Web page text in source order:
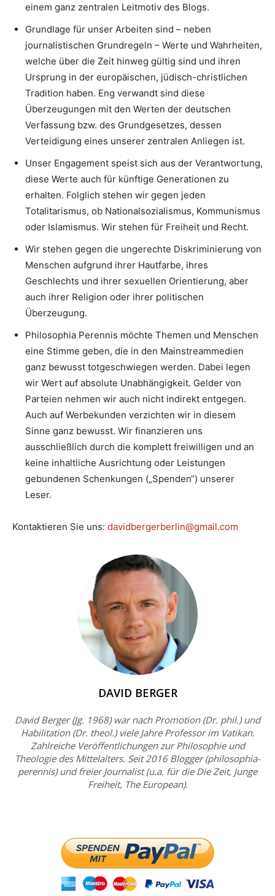
einem ganz zentralen Leitmotiv des Blogs.
Grundlage für unser Arbeiten sind – neben
journalistischen Grundregeln – Werte und Wahrheiten,
welche über die Zeit hinweg gültig sind und ihren
Ursprung in der europäischen, jüdisch-christlichen
Tradition haben. Eng verwandt sind diese
Überzeugungen mit den Werten der deutschen
Verfassung bzw. des Grundgesetzes, dessen
Verteidigung eines unserer zentralen Anliegen ist.
Unser Engagement speist sich aus der Verantwortung,
diese Werte auch für künftige Generationen zu
erhalten. Folglich stehen wir gegen jeden
Totalitarismus, ob Nationalsozialismus, Kommunismus
oder Islamismus. Wir stehen für Freiheit und Recht.
Wir stehen gegen die ungerechte Diskriminierung von
Menschen aufgrund ihrer Hautfarbe, ihres
Geschlechts und ihrer sexuellen Orientierung, aber
auch ihrer Religion oder ihrer politischen
Überzeugung.
Philosophia Perennis möchte Themen und Menschen
eine Stimme geben, die in den Mainstreammedien
ganz bewusst totgeschwiegen werden. Dabei legen
wir Wert auf absolute Unabhängigkeit. Gelder von
Parteien nehmen wir auch nicht indirekt entgegen.
Auch auf Werbekunden verzichten wir in diesem
Sinne ganz bewusst. Wir finanzieren uns
ausschließlich durch die komplett freiwilligen und an
keine inhaltliche Ausrichtung oder Leistungen
gebundenen Schenkungen („Spenden“) unserer
Leser.
Kontaktieren Sie uns: davidbergerberlin@gmail.com
DAVID BERGER
David Berger (Jg. 1968) war nach Promotion (Dr. phil.) und
Habilitation (Dr. theol.) viele Jahre Professor im Vatikan.
Zahlreiche Veröffentlichungen zur Philosophie und
Theologie des Mittelalters. Seit 2016 Blogger (philosophia-
perennis) und freier Journalist (u.a. für die Die Zeit, Junge
Freiheit, The European).